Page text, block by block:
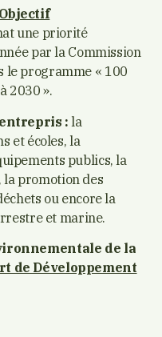
une priorité
par la Commission
le programme « 100
2030 ».
: la
et écoles, la
publics, la
la promotion des
ou encore la
et marine.
de la
de Développement